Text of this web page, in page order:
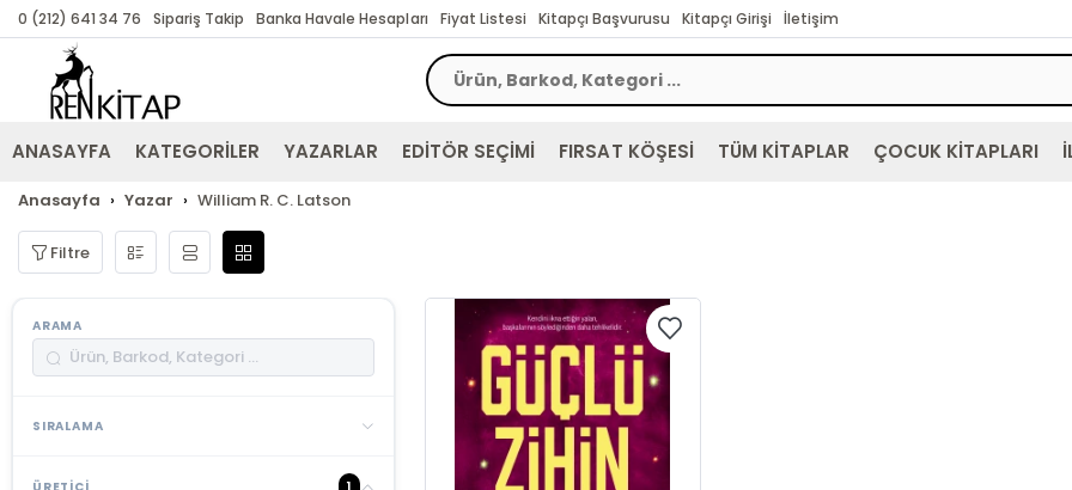
0 (212) 641 34 76 Sipariş Takip Banka Havale Hesapları Fiyat Listesi Kitapçı Başvurusu Kitapçı Girişi İletişim
ANASAYFA KATEGORİLER YAZARLAR EDİTÖR SEÇİMİ FIRSAT KÖŞESİ TÜM KİTAPLAR ÇOCUK KİTAPLARI
Anasayfa Yazar William R. C. Latson
Filtre
ARAMA
SIRALAMA